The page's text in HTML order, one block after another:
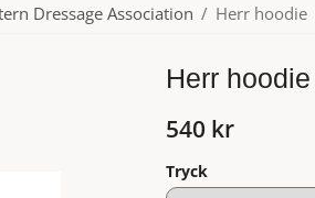
Dressage Association / Herr hoodie
Herr hoodie
540 kr
Tryck